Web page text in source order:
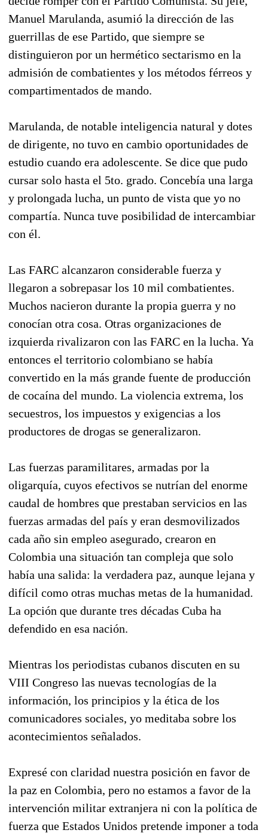
Manuel Marulanda, asumió la dirección de las
guerrillas de ese Partido, que siempre se
distinguieron por un hermético sectarismo en la
admisión de combatientes y los métodos férreos y
compartimentados de mando.
Marulanda, de notable inteligencia natural y dotes
de dirigente, no tuvo en cambio oportunidades de
estudio cuando era adolescente. Se dice que pudo
cursar solo hasta el 5to. grado. Concebía una larga
y prolongada lucha, un punto de vista que yo no
compartía. Nunca tuve posibilidad de intercambiar
con él.
Las FARC alcanzaron considerable fuerza y
llegaron a sobrepasar los 10 mil combatientes.
Muchos nacieron durante la propia guerra y no
conocían otra cosa. Otras organizaciones de
izquierda rivalizaron con las FARC en la lucha. Ya
entonces el territorio colombiano se había
convertido en la más grande fuente de producción
de cocaína del mundo. La violencia extrema, los
secuestros, los impuestos y exigencias a los
productores de drogas se generalizaron.
Las fuerzas paramilitares, armadas por la
oligarquía, cuyos efectivos se nutrían del enorme
caudal de hombres que prestaban servicios en las
fuerzas armadas del país y eran desmovilizados
cada año sin empleo asegurado, crearon en
Colombia una situación tan compleja que solo
había una salida: la verdadera paz, aunque lejana y
difícil como otras muchas metas de la humanidad.
La opción que durante tres décadas Cuba ha
defendido en esa nación.
Mientras los periodistas cubanos discuten en su
VIII Congreso las nuevas tecnologías de la
información, los principios y la ética de los
comunicadores sociales, yo meditaba sobre los
acontecimientos señalados.
Expresé con claridad nuestra posición en favor de
la paz en Colombia, pero no estamos a favor de la
intervención militar extranjera ni con la política de
fuerza que Estados Unidos pretende imponer a toda